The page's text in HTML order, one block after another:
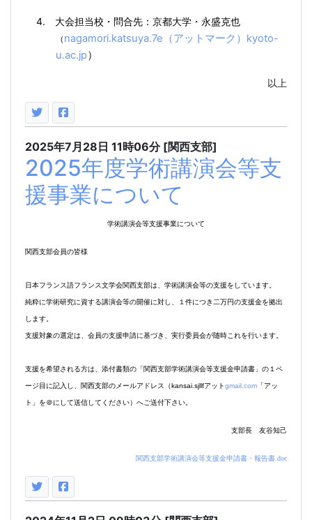
4. 大会担当校・問合先：京都大学・永盛克也
（ nagamori.katsuya.7e （アットマーク） kyoto-
u.ac.jp）
以上
2025年7月28日 11時06分 [関西支部]
2025年度学術講演会等支
援事業について
学術講演会等支援事業について
関西支部会員の皆様
日本フランス語フランス文学会関西支部は、学術講演会等の支援をしています。
純粋に学術研究に資する講演会等の開催に対し、１件につき二万円の支援金を拠出
します。
支援対象の選定は、会員の支援申請に基づき、実行委員会が随時これを行います。
支援を希望される方は、添付書類の「関西支部学術講演会等支援金申請書」の１ペ
ージ目に記入し、関西支部のメールアドレス（kansai.sjllfアットgmail.com 「アッ
ト」を＠にして送信してください）へご送付下さい。
支部長 友谷知己
関西支部学術講演会等支援金申請書・報告書.doc